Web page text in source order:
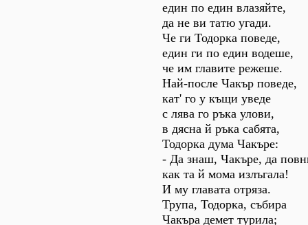
един по един влазяйте,
да не ви татю угади.
Че ги Тодорка поведе,
един ги по един водеше,
че им главите режеше.
Най-после Чакър поведе,
кат' го у къщи уведе
с лява го ръка улови,
в дясна й ръка сабята,
Тодорка дума Чакъре:
- Да знаш, Чакъре, да
как та й мома излъгала!
И му главата отряза.
Трупа, Тодорка, събира
Чакъра демет турила;